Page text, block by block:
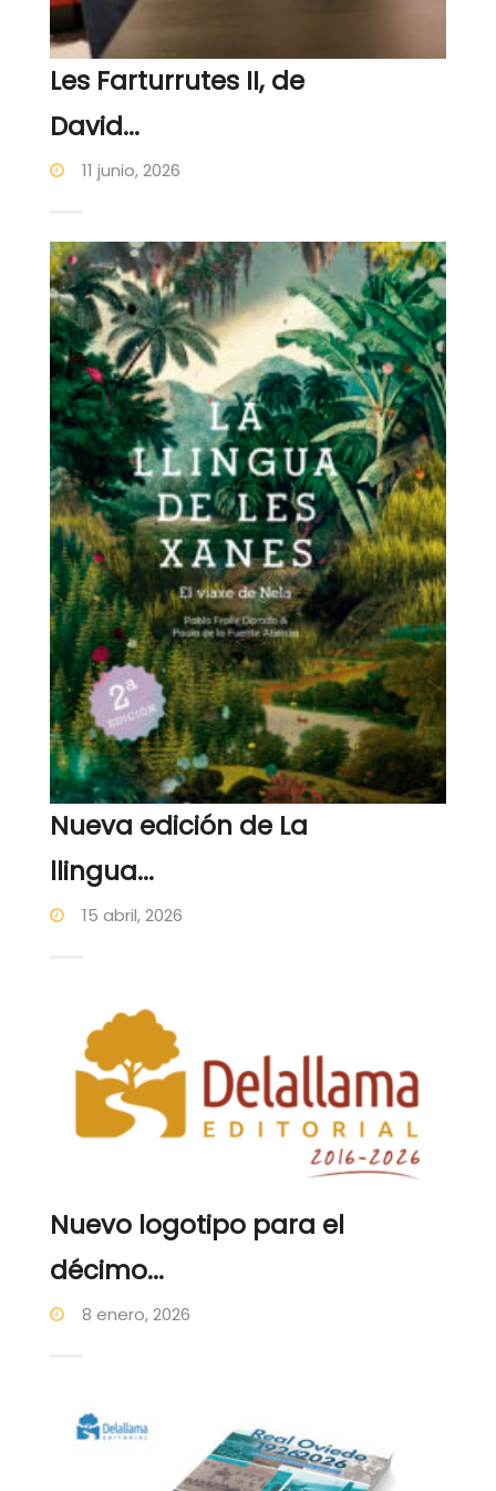
Les Farturrutes II, de
David...
11 junio, 2026
Nueva edición de La
llingua...
15 abril, 2026
Nuevo logotipo para el
décimo...
8 enero, 2026